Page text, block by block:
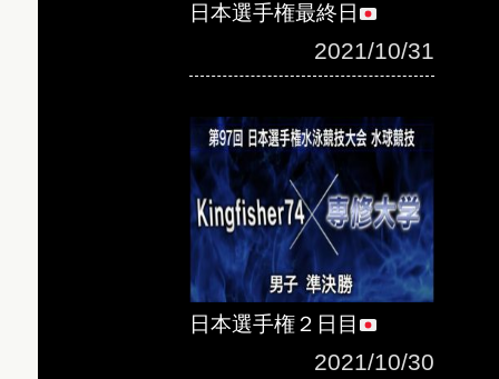
日本選手権最終日
2021/10/31
日本選手権２日目
2021/10/30